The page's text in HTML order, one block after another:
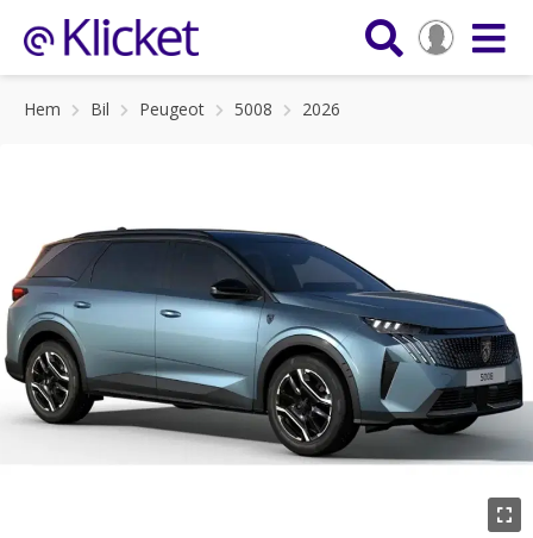
Hem Bil Peugeot 5008 2026